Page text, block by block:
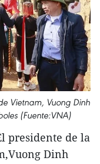
Vietnam, Vuong Dinh
(Fuente:VNA)
presidente de la
Dinh